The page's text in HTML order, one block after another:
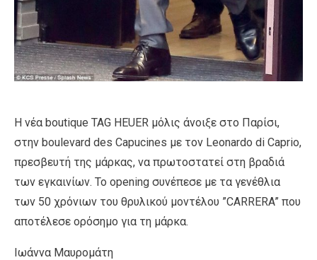
Η νέα boutique TAG HEUER μόλις άνοιξε στο Παρίσι,
στην boulevard des Capucines με τον Leonardo di Caprio,
πρεσβευτή της μάρκας, να πρωτοστατεί στη βραδιά
των εγκαινίων. Το οpening συνέπεσε με τα γενέθλια
των 50 χρόνιων του θρυλικού μοντέλου ”CARRERA” που
αποτέλεσε ορόσημο για τη μάρκα.
Ιωάννα Μαυρομάτη